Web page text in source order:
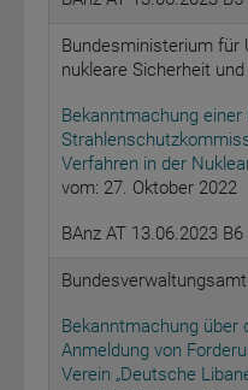
Bundesministerium für
nukleare Sicherheit
Bekanntmachung
Verfahren in der
vom: 27. Oktober 2022
BAnz AT 13.06.2023 B6
Bundesverwaltungsamt
Bekanntmachung über
Anmeldung von
Verein „Deutsche